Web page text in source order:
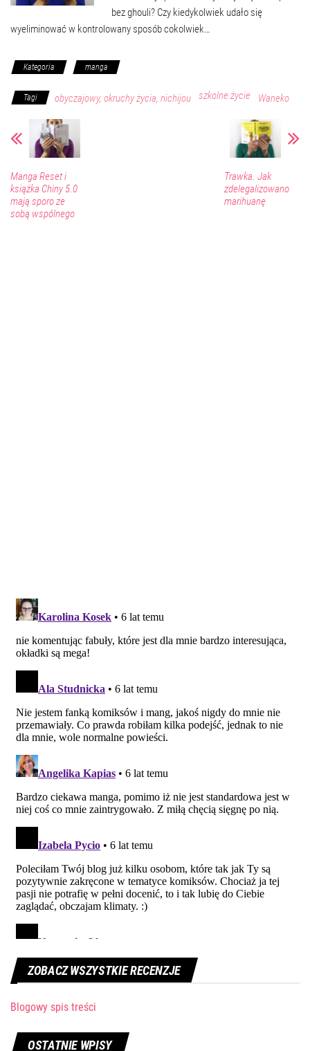
bez ghouli? Czy kiedykolwiek udało się
wyeliminować w kontrolowany sposób cokolwiek…
Kategoria manga
Tagi obyczajowy, okruchy życia, nichijou szkolne życie Waneko
Manga Reset i
książka Chiny 5.0
mają sporo ze
sobą wspólnego
Trawka. Jak
zdelegalizowano
marihuanę
ZOBACZ WSZYSTKIE RECENZJE
Blogowy spis treści
OSTATNIE WPISY